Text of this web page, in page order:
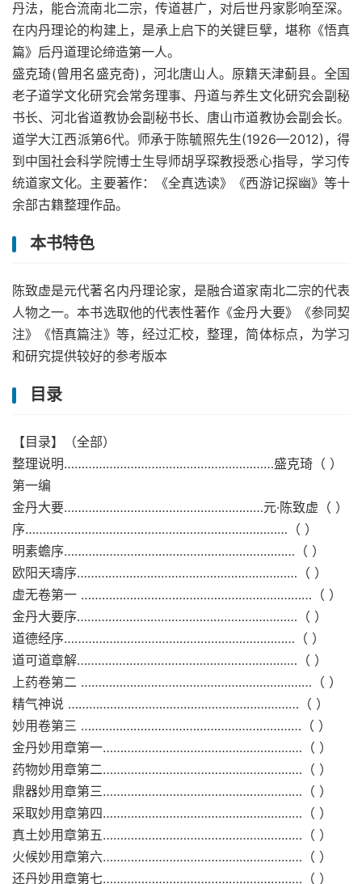
丹法，能合流南北二宗，传道甚广，对后世丹家影响至深。
在内丹理论的构建上，是承上启下的关键巨擘，堪称《悟真
篇》后丹道理论缔造第一人。
盛克琦(曾用名盛克奇)，河北唐山人。原籍天津蓟县。全国
老子道学文化研究会常务理事、丹道与养生文化研究会副秘
书长、河北省道教协会副秘书长、唐山市道教协会副会长。
道学大江西派第6代。师承于陈毓照先生(1926—2012)，得
到中国社会科学院博士生导师胡孚琛教授悉心指导，学习传
统道家文化。主要著作：《全真选读》《西游记探幽》等十
余部古籍整理作品。
本书特色
陈致虚是元代著名内丹理论家，是融合道家南北二宗的代表
人物之一。本书选取他的代表性著作《金丹大要》《参同契
注》《悟真篇注》等，经过汇校，整理，简体标点，为学习
和研究提供较好的参考版本
目录
【目录】（全部）
整理说明……………………………………………………盛克琦（ ）
第一编
金丹大要…………………………………………………元·陈致虚（ ）
序…………………………………………………………………（ ）
明素蟾序…………………………………………………………（ ）
欧阳天璹序………………………………………………………（ ）
虚无卷第一 …………………………………………………………（ ）
金丹大要序………………………………………………………（ ）
道德经序…………………………………………………………（ ）
道可道章解………………………………………………………（ ）
上药卷第二 …………………………………………………………（ ）
精气神说 …………………………………………………………（ ）
妙用卷第三 ………………………………………………………（ ）
金丹妙用章第一…………………………………………………（ ）
药物妙用章第二…………………………………………………（ ）
鼎器妙用章第三…………………………………………………（ ）
采取妙用章第四…………………………………………………（ ）
真土妙用章第五…………………………………………………（ ）
火候妙用章第六…………………………………………………（ ）
还丹妙用章第七…………………………………………………（ ）